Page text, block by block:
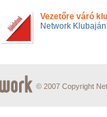
Vezetőre váró
Network
© 2007 Copyright